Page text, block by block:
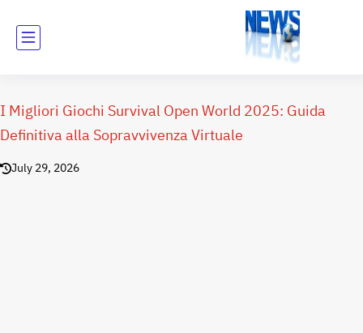
I Migliori Giochi Survival Open World 2025: Guida
Definitiva alla Sopravvivenza Virtuale
July 29, 2026